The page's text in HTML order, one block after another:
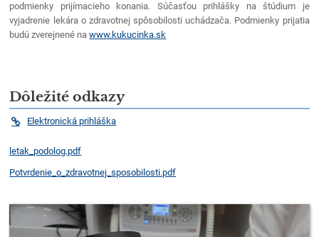
podmienky prijímacieho konania. Súčasťou prihlášky na štúdium je
vyjadrenie lekára o zdravotnej spôsobilosti uchádzača. Podmienky prijatia
budú zverejnené nawww.kukucinka.sk
Dôležité odkazy
Elektronická prihláška
letak_podolog.pdf
Potvrdenie_o_zdravotnej_sposobilosti.pdf